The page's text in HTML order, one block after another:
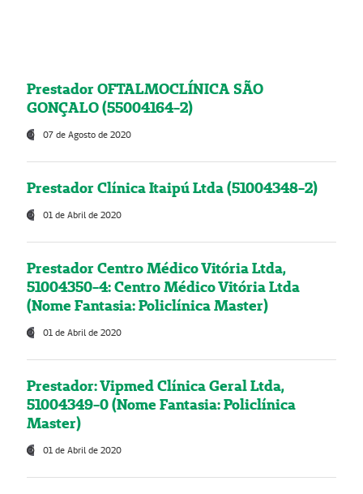
Prestador OFTALMOCLÍNICA SÃO
GONÇALO (55004164-2)
07 de Agosto de 2020
Prestador Clínica Itaipú Ltda (51004348-2)
01 de Abril de 2020
Prestador Centro Médico Vitória Ltda,
51004350-4: Centro Médico Vitória Ltda
(Nome Fantasia: Policlínica Master)
01 de Abril de 2020
Prestador: Vipmed Clínica Geral Ltda,
51004349-0 (Nome Fantasia: Policlínica
Master)
01 de Abril de 2020